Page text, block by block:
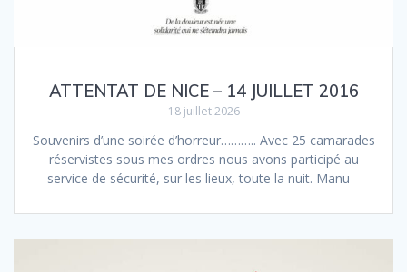
ATTENTAT DE NICE – 14 JUILLET 2016
18 juillet 2026
Souvenirs d’une soirée d’horreur……….. Avec 25 camarades
réservistes sous mes ordres nous avons participé au
service de sécurité, sur les lieux, toute la nuit. Manu –